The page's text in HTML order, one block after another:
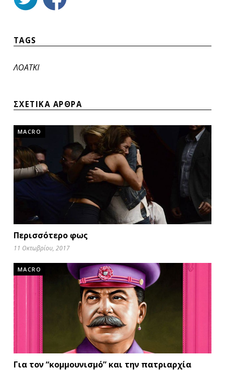
TAGS
ΛΟΑΤΚΙ
ΣΧΕΤΙΚΑ ΑΡΘΡΑ
MACRO
Περισσότερο φως
11 Οκτωβρίου, 2017
MACRO
Για τον “κομμουνισμό” και την πατριαρχία